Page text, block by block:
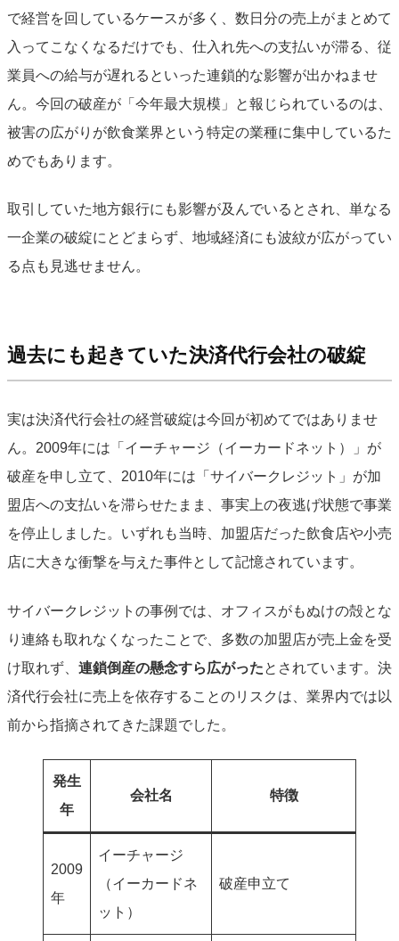
で経営を回しているケースが多く、数日分の売上がまとめて
入ってこなくなるだけでも、仕入れ先への支払いが滞る、従
業員への給与が遅れるといった連鎖的な影響が出かねませ
ん。今回の破産が「今年最大規模」と報じられているのは、
被害の広がりが飲食業界という特定の業種に集中しているた
めでもあります。
取引していた地方銀行にも影響が及んでいるとされ、単なる
一企業の破綻にとどまらず、地域経済にも波紋が広がってい
る点も見逃せません。
過去にも起きていた決済代行会社の破綻
実は決済代行会社の経営破綻は今回が初めてではありませ
ん。2009年には「イーチャージ（イーカードネット）」が
破産を申し立て、2010年には「サイバークレジット」が加
盟店への支払いを滞らせたまま、事実上の夜逃げ状態で事業
を停止しました。いずれも当時、加盟店だった飲食店や小売
店に大きな衝撃を与えた事件として記憶されています。
サイバークレジットの事例では、オフィスがもぬけの殻とな
り連絡も取れなくなったことで、多数の加盟店が売上金を受
け取れず、 連鎖倒産の懸念すら広がったとされています。決
済代行会社に売上を依存することのリスクは、業界内では以
前から指摘されてきた課題でした。
発生
年
会社名 特徴
2009
年
イーチャージ
（イーカードネ
ット）
破産申立て